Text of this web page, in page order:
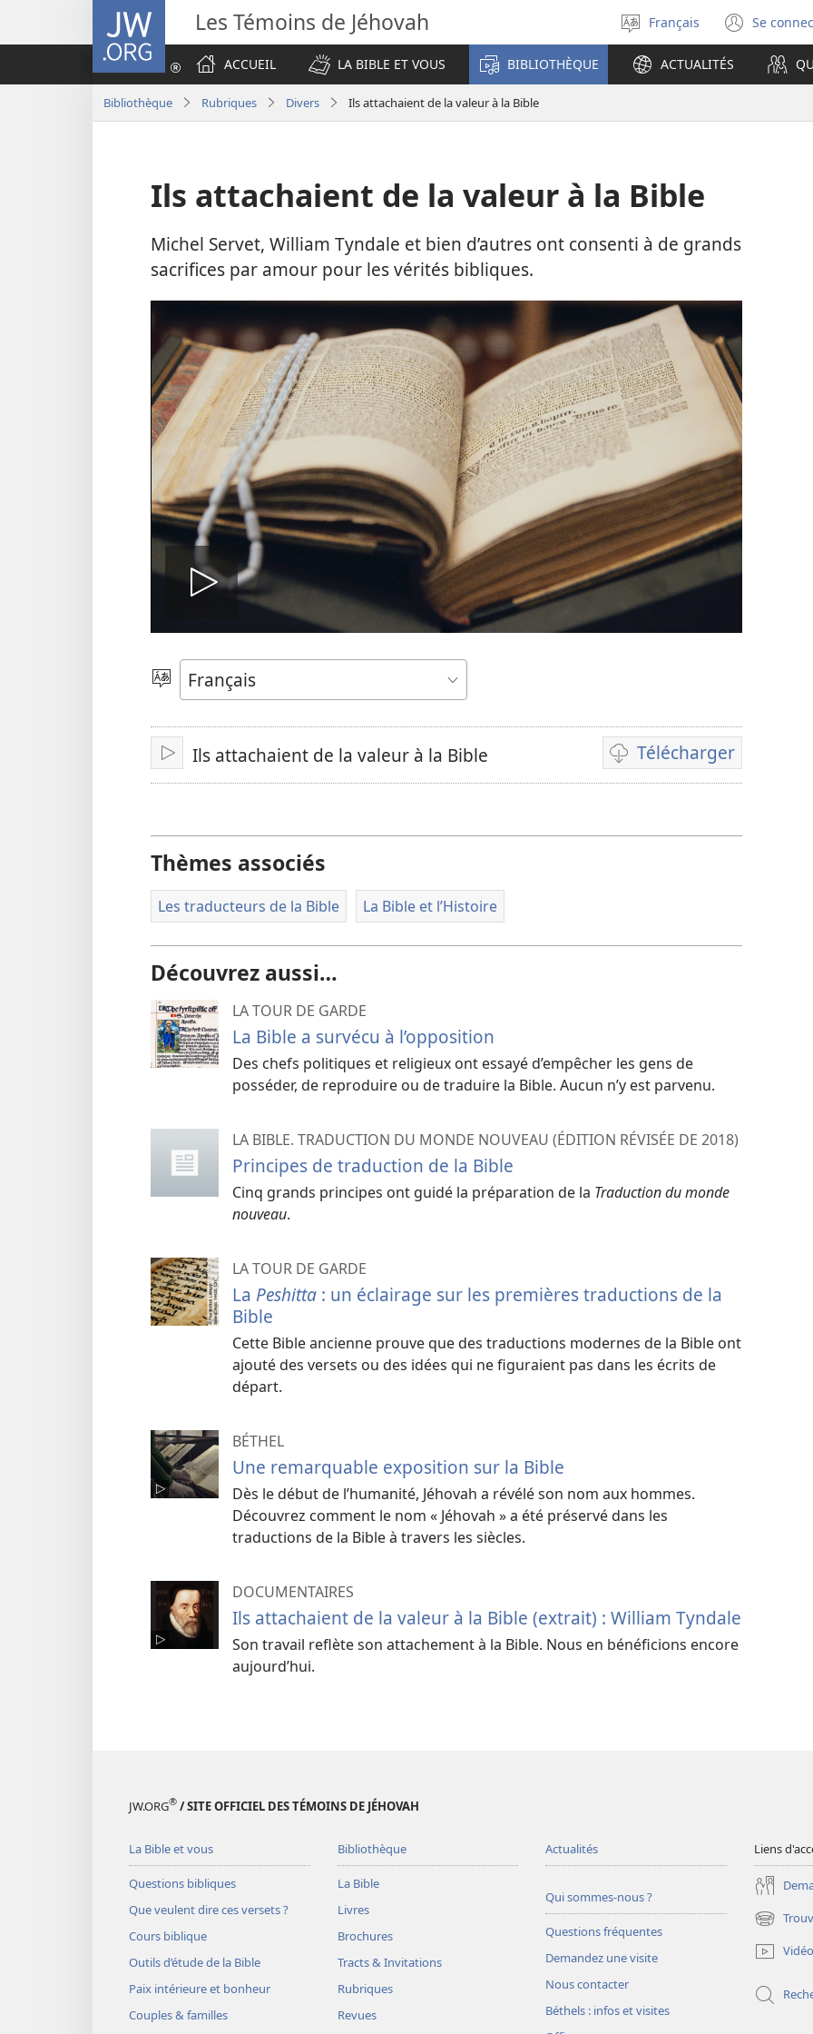
JW.ORG Les Témoins de Jéhovah
Sélectionner
la
langue
Français Se
une
ACCUEIL
LA BIBLE ET VOUS BIBLIOTHÈQUE ACTUALITÉS
Bibliothèque Rubriques Divers Ils attachaient de la valeur à la Bible
Ils attachaient de la valeur à la Bible
Michel Servet, William Tyndale et bien d’autres ont consenti à de grands
sacrifices par amour pour les vérités bibliques.
Lire
la
vidéo
Choisir
une
langue
LireIls attachaient de la valeur à la Bible Télécharger
Options
de
des
Thèmes associés
Les traducteurs de la Bible La Bible et l’Histoire
Découvrez aussi…
LA TOUR DE GARDE
La Bible a survécu à l’opposition
Des chefs politiques et religieux ont essayé d’empêcher les gens de
posséder, de reproduire ou de traduire la Bible. Aucun n’y est parvenu.
LA BIBLE. TRADUCTION DU MONDE NOUVEAU (ÉDITION RÉVISÉE DE 2018)
Principes de traduction de la Bible
Cinq grands principes ont guidé la préparation de la Traduction du monde
nouveau.
LA TOUR DE GARDE
La Peshitta : un éclairage sur les premières traductions de la
Bible
Cette Bible ancienne prouve que des traductions modernes de la Bible ont
ajouté des versets ou des idées qui ne figuraient pas dans les écrits de
départ.
BÉTHEL
Une remarquable exposition sur la Bible
Dès le début de l’humanité, Jéhovah a révélé son nom aux hommes.
Découvrez comment le nom « Jéhovah » a été préservé dans les
traductions de la Bible à travers les siècles.
DOCUMENTAIRES
Ils attachaient de la valeur à la Bible (extrait) : William Tyndale
Son travail reflète son attachement à la Bible. Nous en bénéficions encore
aujourd’hui.
JW.ORG® / SITE OFFICIEL DES TÉMOINS DE JÉHOVAH
La Bible et vous
Questions bibliques
Que veulent dire ces versets ?
Cours biblique
Outils d’étude de la Bible
Paix intérieure et bonheur
Couples & familles
Bibliothèque
La Bible
Livres
Brochures
Tracts & Invitations
Rubriques
Revues
Actualités
Qui sommes-nous ?
Questions fréquentes
Demandez une visite
Nous contacter
Béthels : infos et visites
Liens
(ouvre
une
nouvelle